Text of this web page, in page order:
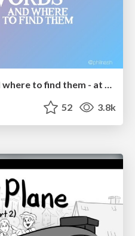
Fantastic passwords and where to find them - at NoRuKo
52 3.8k